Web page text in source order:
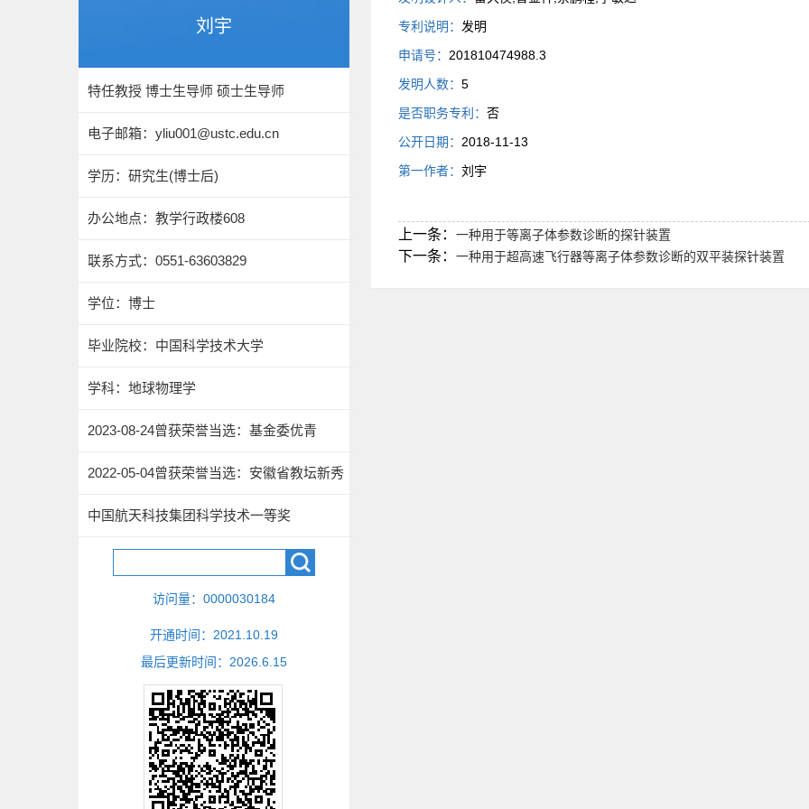
刘宇
特任教授 博士生导师 硕士生导师
电子邮箱： yliu001@ustc.edu.cn
学历：研究生(博士后)
办公地点：教学行政楼608
联系方式：0551-63603829
学位：博士
毕业院校：中国科学技术大学
学科：地球物理学
2023-08-24曾获荣誉当选：基金委优青
2022-05-04曾获荣誉当选：安徽省教坛新秀
中国航天科技集团科学技术一等奖
访问量： 0000030184
开通时间： 2021 10 19
最后更新时间： 2026 6 15
专利说明： 发明
申请号： 201810474988.3
发明人数： 5
是否职务专利： 否
公开日期： 2018-11-13
第一作者： 刘宇
上一条： 一种用于等离子体参数诊断的探针装置
下一条： 一种用于超高速飞行器等离子体参数诊断的双平装探针装置